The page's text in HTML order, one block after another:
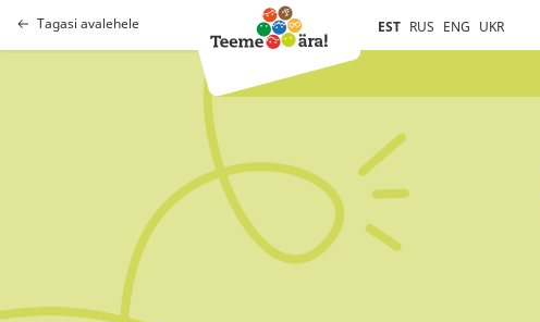
Tagasi avalehele EST RUS ENG UKR